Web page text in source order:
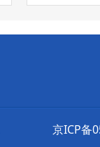
京ICP备